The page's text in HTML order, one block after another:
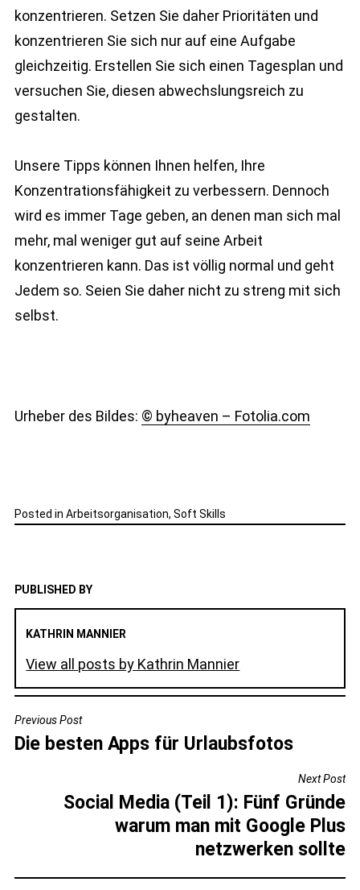
konzentrieren. Setzen Sie daher Prioritäten und
konzentrieren Sie sich nur auf eine Aufgabe
gleichzeitig. Erstellen Sie sich einen Tagesplan und
versuchen Sie, diesen abwechslungsreich zu
gestalten.
Unsere Tipps können Ihnen helfen, Ihre
Konzentrationsfähigkeit zu verbessern. Dennoch
wird es immer Tage geben, an denen man sich mal
mehr, mal weniger gut auf seine Arbeit
konzentrieren kann. Das ist völlig normal und geht
Jedem so. Seien Sie daher nicht zu streng mit sich
selbst.
Urheber des Bildes: © byheaven – Fotolia.com
Posted in Arbeitsorganisation, Soft Skills
PUBLISHED BY
KATHRIN MANNIER
View all posts by Kathrin Mannier
BEITRAGSNAVIGATION
Previous Post
Die besten Apps für Urlaubsfotos
Next Post
Social Media (Teil 1): Fünf Gründe
warum man mit Google Plus
netzwerken sollte